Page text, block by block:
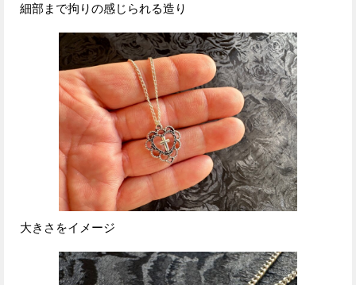
細部まで拘りの感じられる造り
大きさをイメージ